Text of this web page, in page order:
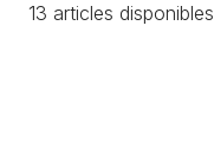
13 articles disponibles